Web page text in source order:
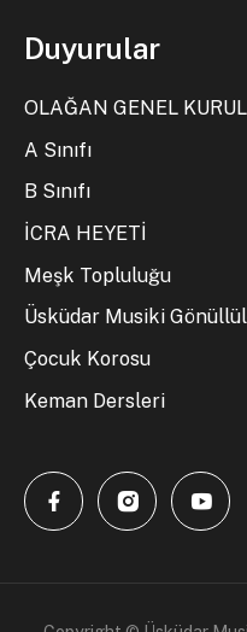
Duyurular
OLAĞAN GENEL
A Sınıfı
B Sınıfı
İCRA HEYETİ
Meşk Topluluğu
Üsküdar Musiki
Çocuk Korosu
Keman Dersleri